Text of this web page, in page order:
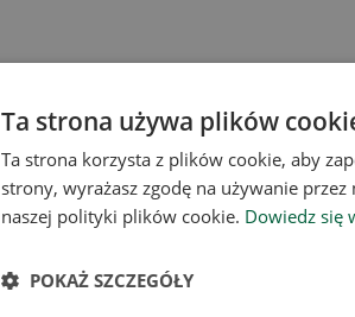
Ta strona używa plików
Ta strona korzysta z plików cookie, aby
strony, wyrażasz zgodę na używanie
naszej polityki plików cookie. Dowiedz się
POKAŻ SZCZEGÓŁY